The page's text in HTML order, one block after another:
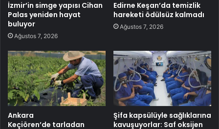
İzmir’in simge yapısı Cihan
Palas yeniden hayat
buluyor
Ağustos 7, 2026
Edirne Keşan’da temizlik
hareketi ödülsüz kalmadı
Ağustos 7, 2026
Ankara
Keçiören’de tarladan
Şifa kapsülüyle sağlıklarına
kavuşuyorlar: Saf oksijen